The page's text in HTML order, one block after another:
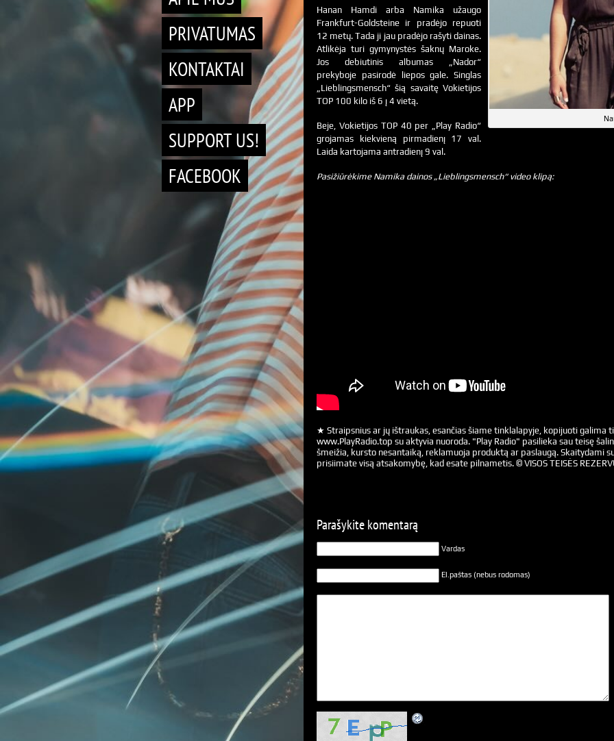
PRIVATUMAS
KONTAKTAI
APP
SUPPORT US!
FACEBOOK
Hanan Hamdi arba Namika užaugo
Frankfurt-Goldsteine ir pradėjo repuoti
12 metų. Tada ji jau pradėjo rašyti dainas.
Atlikėja turi gymynystės šaknų Maroke.
Jos debiutinis albumas „Nador“
prekyboje pasirodė liepos gale. Singlas
„Lieblingsmensch“ šią savaitę Vokietijos
TOP 100 kilo iš 6 į 4 vietą.
Beje, Vokietijos TOP 40 per „Play Radio“
grojamas kiekvieną pirmadienį 17 val.
Laida kartojama antradienį 9 val.
Pasižiūrėkime Namika dainos „Lieblingsmensch“ video klipą:
★ Straipsnius ar jų ištraukas, esančias šiame tinklalapyje, kopijuoti galima
www.PlayRadio.top su aktyvia nuoroda. "Play Radio" pasilieka sau teisę
šmeižia, kursto nesantaiką, reklamuoja produktą ar paslaugą. Skaitydami
prisiimate visą atsakomybę, kad esate pilnametis. © VISOS TEISĖS
Parašykite komentarą
Vardas
El.paštas (nebus rodomas)